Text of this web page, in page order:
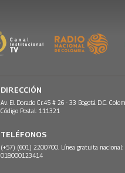
DIRECCIÓN
Av. El Dorado Cr.45 # 26 - 33 Bogotá D.C.
Código Postal: 111321
TELÉFONOS
(+57) (601) 2200700. Línea gratuita nacional:
018000123414